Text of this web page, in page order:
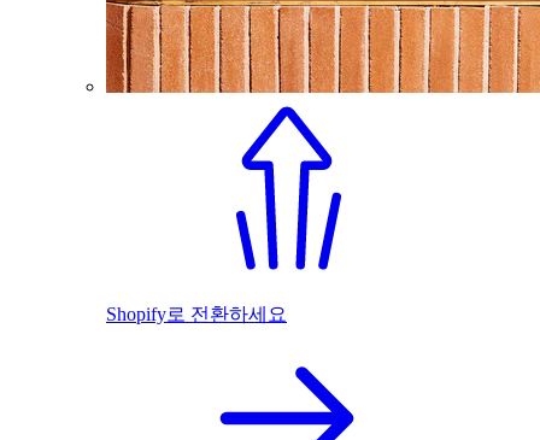
Shopify로 전환하세요